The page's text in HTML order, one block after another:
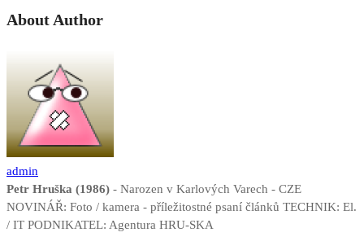
About Author
admin
Petr Hruška (1986) - Narozen v Karlových Varech - CZE
NOVINÁŘ: Foto / kamera - příležitostné psaní článků TECHNIK: El.
/ IT PODNIKATEL: Agentura HRU-SKA